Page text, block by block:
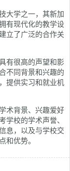
大学之一，其新加
有现代化的教学设
立了广泛的合作关
有很高的声望和影
不同背景和兴趣的
提供实习和就业机
术背景、兴趣爱好
学校的学术声誉、
息，以及与学校交
和优势。